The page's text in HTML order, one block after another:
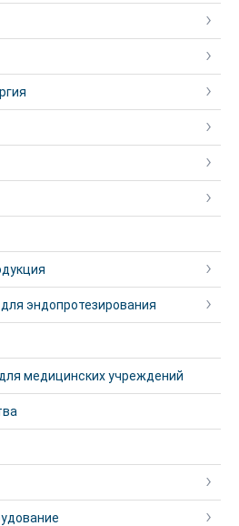
эндопротезирования
медицинских учреждений